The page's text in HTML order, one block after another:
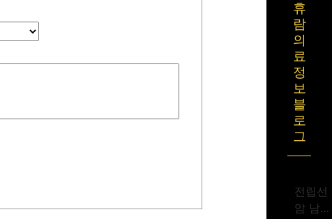
휴
람
의
료
정
보
블
로
그
전립선
암 남성